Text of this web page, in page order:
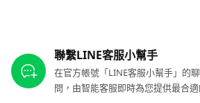
聯繫LINE客服小幫手
在官方帳號「LINE客服小幫手」的
問，由智能客服即時為您提供最合適